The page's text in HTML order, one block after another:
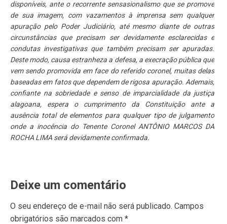
disponíveis, ante o recorrente sensasionalismo que se promove
de sua imagem, com vazamentos à imprensa sem qualquer
apuração pelo Poder Judiciário, até mesmo diante de outras
circunstâncias que precisam ser devidamente esclarecidas e
condutas investigativas que também precisam ser apuradas.
Deste modo, causa estranheza a defesa, a execração pública que
vem sendo promovida em face do referido coronel, muitas delas
baseadas em fatos que dependem de rigosa apuração. Ademais,
confiante na sobriedade e senso de imparcialidade da justiça
alagoana, espera o cumprimento da Constituição ante a
ausência total de elementos para qualquer tipo de julgamento
onde a inocência do Tenente Coronel ANTÔNIO MARCOS DA
ROCHA LIMA será devidamente confirmada.
Deixe um comentário
O seu endereço de e-mail não será publicado. Campos
obrigatórios são marcados com *